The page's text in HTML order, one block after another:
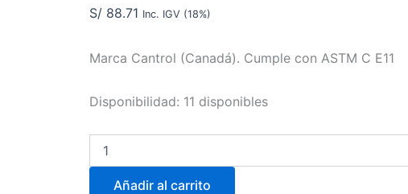
S/ 88.71 Inc. IGV (18%)
Marca Cantrol (Canadá). Cumple con ASTM C E11
Disponibilidad: 11 disponibles
Añadir al carrito